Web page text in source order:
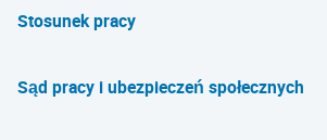
Stosunek pracy
Sąd pracy i ubezpieczeń społecznych